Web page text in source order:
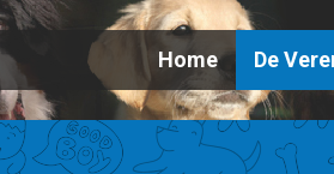
Home De